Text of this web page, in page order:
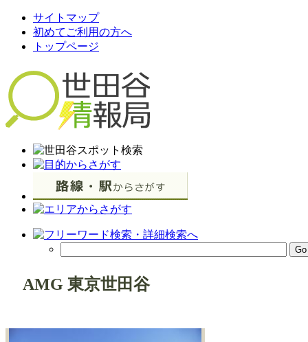
サイトマップ
初めてご利用の方へ
トップページ
AMG 東京世田谷